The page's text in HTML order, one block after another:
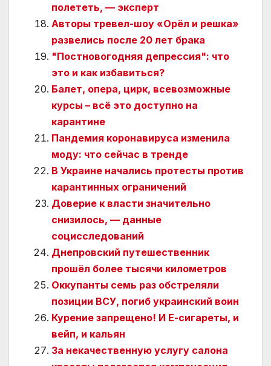
полететь, — эксперт
Авторы тревел-шоу «Орёл и решка»
развелись после 20 лет брака
"Постновогодняя депрессия": что
это и как избавиться?
Балет, опера, цирк, всевозможные
курсы – всё это доступно на
карантине
Пандемия коронавируса изменила
моду: что сейчас в тренде
В Украине начались протесты против
карантинных ограничений
Доверие к власти значительно
снизилось, — данные
социсследований
Днепровский путешественник
прошёл более тысячи километров
Оккупанты семь раз обстреляли
позиции ВСУ, погиб украинский воин
Курение запрещено! И Е-сигареты, и
вейп, и кальян
За некачественную услугу салона